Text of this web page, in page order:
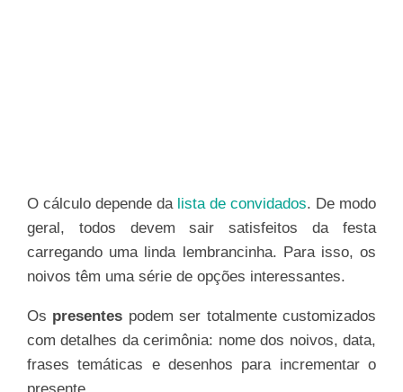
O cálculo depende da lista de convidados. De modo
geral, todos devem sair satisfeitos da festa
carregando uma linda lembrancinha. Para isso, os
noivos têm uma série de opções interessantes.
Os presentes podem ser totalmente customizados
com detalhes da cerimônia: nome dos noivos, data,
frases temáticas e desenhos para incrementar o
presente.